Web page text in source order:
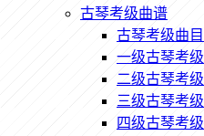
古琴考级曲谱
古琴考级曲
一级古琴考
二级古琴考
三级古琴考
四级古琴考